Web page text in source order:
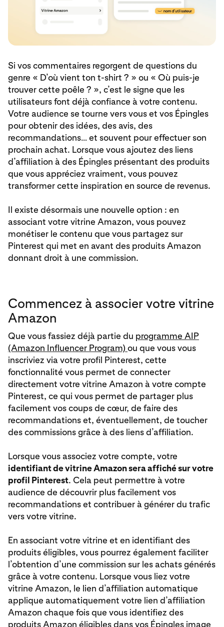
Si vos commentaires regorgent de questions du
genre « D’où vient ton t-shirt ? » ou « Où puis-je
trouver cette poêle ? », c’est le signe que les
utilisateurs font déjà confiance à votre contenu.
Votre audience se tourne vers vous et vos Épingles
pour obtenir des idées, des avis, des
recommandations… et souvent pour effectuer son
prochain achat. Lorsque vous ajoutez des liens
d’affiliation à des Épingles présentant des produits
que vous appréciez vraiment, vous pouvez
transformer cette inspiration en source de revenus.
Il existe désormais une nouvelle option : en
associant votre vitrine Amazon, vous pouvez
monétiser le contenu que vous partagez sur
Pinterest qui met en avant des produits Amazon
donnant droit à une commission.
Commencez à associer votre vitrine
Amazon
Que vous fassiez déjà partie du programme AIP
(Amazon Influencer Program)ou que vous vous
inscriviez via votre profil Pinterest, cette
fonctionnalité vous permet de connecter
directement votre vitrine Amazon à votre compte
Pinterest, ce qui vous permet de partager plus
facilement vos coups de cœur, de faire des
recommandations et, éventuellement, de toucher
des commissions grâce à des liens d’affiliation.
Lorsque vous associez votre compte, votre
identifiant de vitrine Amazon sera affiché sur votre
profil Pinterest. Cela peut permettre à votre
audience de découvrir plus facilement vos
recommandations et contribuer à générer du trafic
vers votre vitrine.
En associant votre vitrine et en identifiant des
produits éligibles, vous pourrez également faciliter
l’obtention d’une commission sur les achats générés
grâce à votre contenu. Lorsque vous liez votre
vitrine Amazon, le lien d’affiliation automatique
applique automatiquement votre lien d’affiliation
Amazon chaque fois que vous identifiez des
produits Amazon éligibles dans vos Épingles image